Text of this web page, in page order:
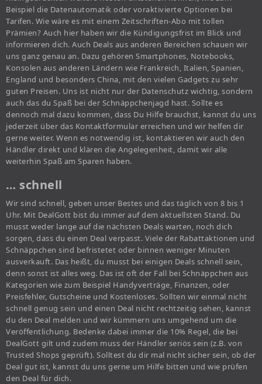
Beispiel die Datenautomatik oder voraktivierte Optionen bei
Tarifen. Wie wäre es mit einem Zeitschriften-Abo mit tollen
Prämien? Auch hier haben wir die Kündigungsfrist im Blick und
informieren dich. Auch Deals aus anderen Bereichen schauen wir
uns ganz genau an. Dazu gehören Smartphones, Notebooks,
Konsolen aus anderen Ländern wie Frankreich, Italien, Spanien,
England und besonders China, mit den vielen Gadgets zu sehr
guten Preisen. Uns ist nicht nur der Datenschutz wichtig, sondern
auch das du Spaß bei der Schnäppchenjagd hast. Sollte es
dennoch mal dazu kommen, dass Du Hilfe brauchst, kannst du uns
jederzeit über das Kontaktformular erreichen und wir helfen dir
gerne weiter. Wenn es notwendig ist, kontaktieren wir auch den
Händler direkt und klären die Angelegenheit, damit wir alle
weiterhin Spaß am Sparen haben.
… schnell
Wir sind schnell, geben unser Bestes und das täglich von 8 bis 1
Uhr. Mit DealGott bist du immer auf dem aktuellsten Stand. Du
musst weder lange auf die nächsten Deals warten, noch dich
sorgen, dass du einen Deal verpasst. Viele der Rabattaktionen und
Schnäppchen sind befristetet oder binnen weniger Minuten
ausverkauft. Das heißt, du musst bei einigen Deals schnell sein,
denn sonst ist alles weg. Das ist oft der Fall bei Schnäppchen aus
Kategorien wie zum Beispiel Handyverträge, Finanzen, oder
Preisfehler, Gutscheine und Kostenloses. Sollten wir einmal nicht
schnell genug sein und einen Deal nicht rechtzeitig sehen, kannst
du den Deal melden und wir kümmern uns umgehend um die
Veröffentlichung. Bedenke dabei immer die 10% Regel, die bei
DealGott gilt und zudem muss der Händler seriös sein (z.B. von
Trusted Shops geprüft). Solltest du dir mal nicht sicher sein, ob der
Deal gut ist, kannst du uns gerne um Hilfe bitten und wie prüfen
den Deal für dich.